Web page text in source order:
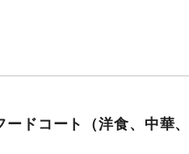
ドコート（洋食、中華